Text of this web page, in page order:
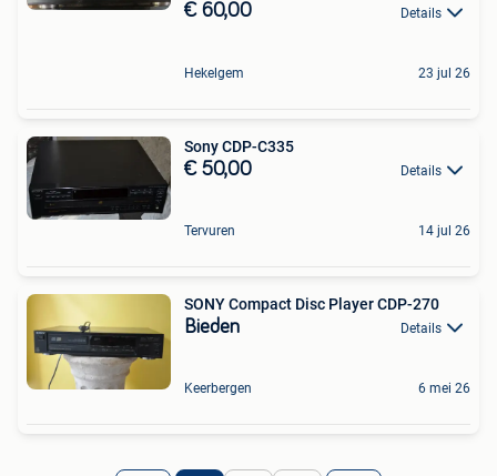
€ 60,00 Details
Hekelgem 23 jul 26
Sony CDP-C335
€ 50,00 Details
Tervuren 14 jul 26
SONY Compact Disc Player CDP-270
Bieden Details
Keerbergen 6 mei 26